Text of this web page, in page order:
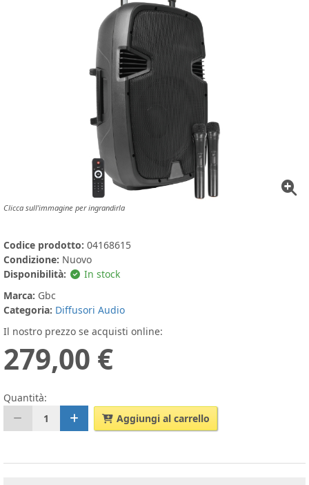
Clicca sull'immagine per ingrandirla
Codice prodotto: 04168615
Condizione: Nuovo
Disponibilità:
In stock
Marca: Gbc
Categoria: Diffusori Audio
Il nostro prezzo se acquisti online:
279,00 €
Quantità:
1
Aggiungi al carrello